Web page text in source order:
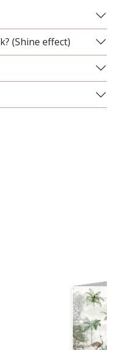
(Shine effect)